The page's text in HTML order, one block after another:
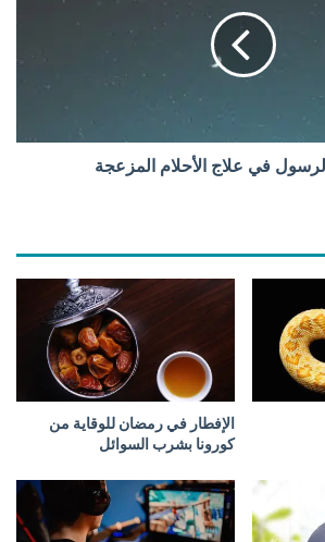
في علاج الأحلام المزعجة
الإفطار في رمضان للوقاية من
كورونا بشرب السوائل